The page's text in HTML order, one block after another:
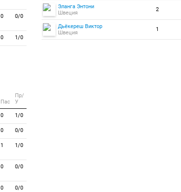
0 0/0
0 1/0
Пас
Пр/
У
0 1/0
0 0/0
1 1/0
0 0/0
0 0/0
Эланга Энтони
Швеция
2
Дьёкереш Виктор
Швеция
1